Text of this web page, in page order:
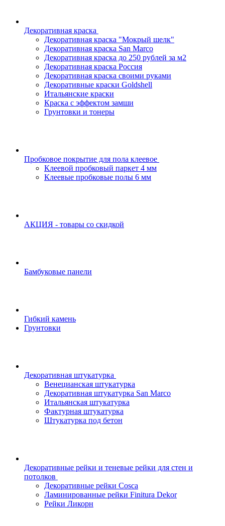
Декоративная краска
Декоративная краска "Мокрый шелк"
Декоративная краска San Marco
Декоративная краска до 250 рублей за м2
Декоративная краска Россия
Декоративная краска своими руками
Декоративные краски Goldshell
Итальянские краски
Краска с эффектом замши
Грунтовки и тонеры
Пробковое покрытие для пола клеевое
Клеевой пробковый паркет 4 мм
Клеевые пробковые полы 6 мм
АКЦИЯ - товары со скидкой
Бамбуковые панели
Гибкий камень
Грунтовки
Декоративная штукатурка
Венецианская штукатурка
Декоративная штукатурка San Marco
Итальянская штукатурка
Фактурная штукатурка
Штукатурка под бетон
Декоративные рейки и теневые рейки для стен и
потолков
Декоративные рейки Cosca
Ламинированные рейки Finitura Dekor
Рейки Ликорн